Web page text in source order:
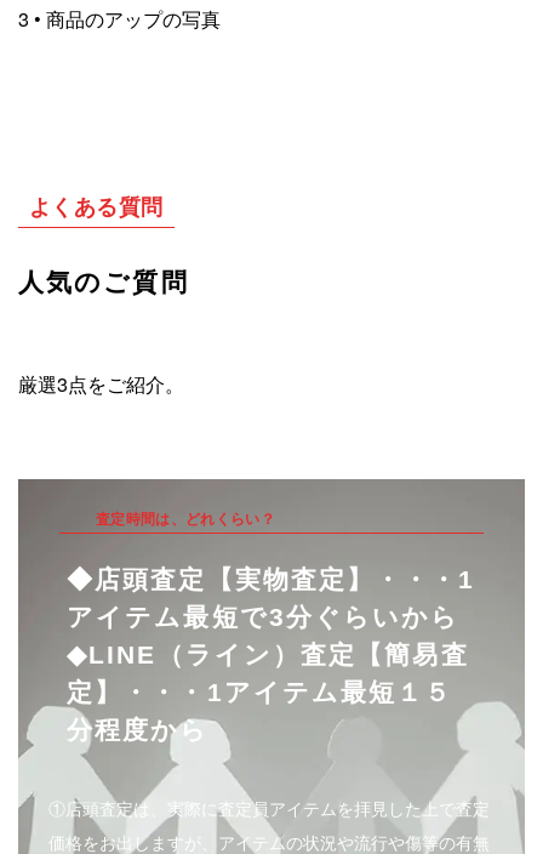
3 • 商品のアップの写真
よくある質問
人気のご質問
厳選3点をご紹介。
査定時間は、どれくらい？
◆店頭査定【実物査定】・・・1
アイテム最短で3分ぐらいから
◆LINE（ライン）査定【簡易査
定】・・・1アイテム最短１５
分程度から
①店頭査定は、実際に査定員アイテムを拝見した上で査定
価格をお出しますが、アイテムの状況や流行や傷等の有無